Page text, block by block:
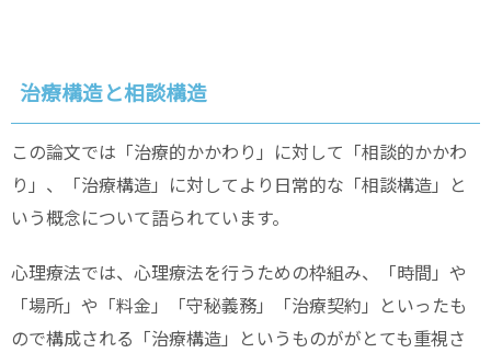
治療構造と相談構造
この論文では「治療的かかわり」に対して「相談的かかわ
り」、「治療構造」に対してより日常的な「相談構造」と
いう概念について語られています。
心理療法では、心理療法を行うための枠組み、「時間」や
「場所」や「料金」「守秘義務」「治療契約」といったも
ので構成される「治療構造」というものががとても重視さ